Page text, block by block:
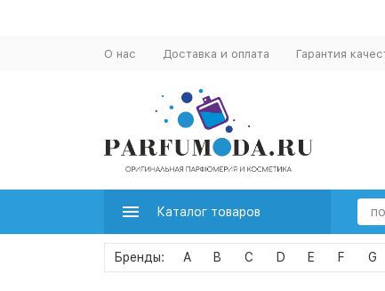
О нас Доставка и оплата Гарантия
Каталог товаров
A B C D E F G